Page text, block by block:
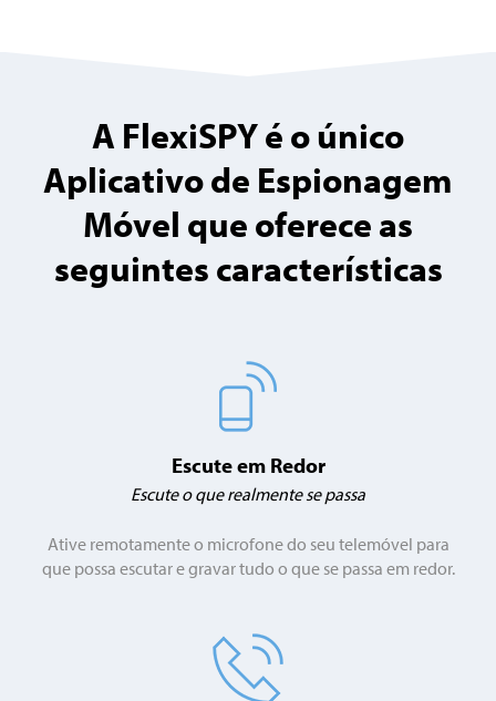
A FlexiSPY é o único
Aplicativo de Espionagem
Móvel que oferece as
seguintes características
Escute em Redor
Escute o que realmente se passa
Ative remotamente o microfone do seu telemóvel para
que possa escutar e gravar tudo o que se passa em redor.